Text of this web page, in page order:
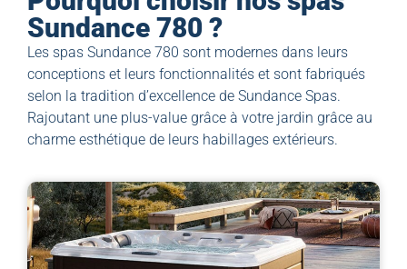
Sundance 780 ?
Les spas Sundance 780 sont modernes dans leurs
conceptions et leurs fonctionnalités et sont fabriqués
selon la tradition d’excellence de Sundance Spas.
Rajoutant une plus-value grâce à votre jardin grâce au
charme esthétique de leurs habillages extérieurs.